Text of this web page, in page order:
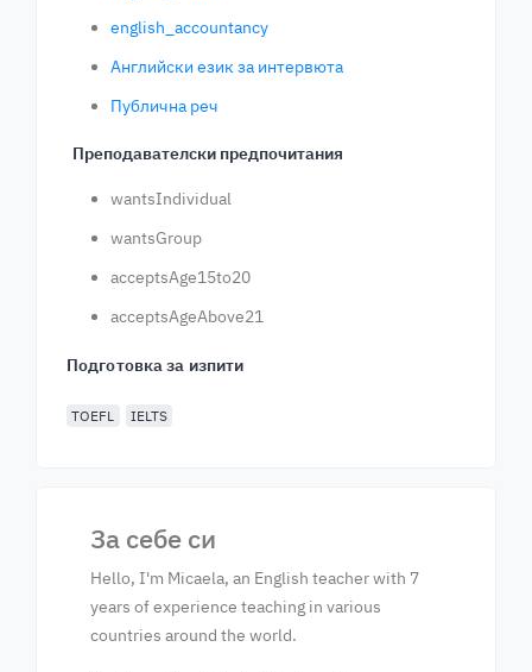
english_accountancy
Английски език за интервюта
Публична реч
Преподавателски предпочитания
wantsIndividual
wantsGroup
acceptsAge15to20
acceptsAgeAbove21
Подготовка за изпити
TOEFL IELTS
За себе си
Hello, I'm Micaela, an English teacher with 7
years of experience teaching in various
countries around the world.